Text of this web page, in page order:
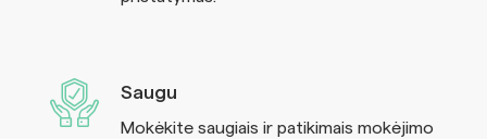
Saugu
Mokėkite saugiais ir patikimais mokėjimo